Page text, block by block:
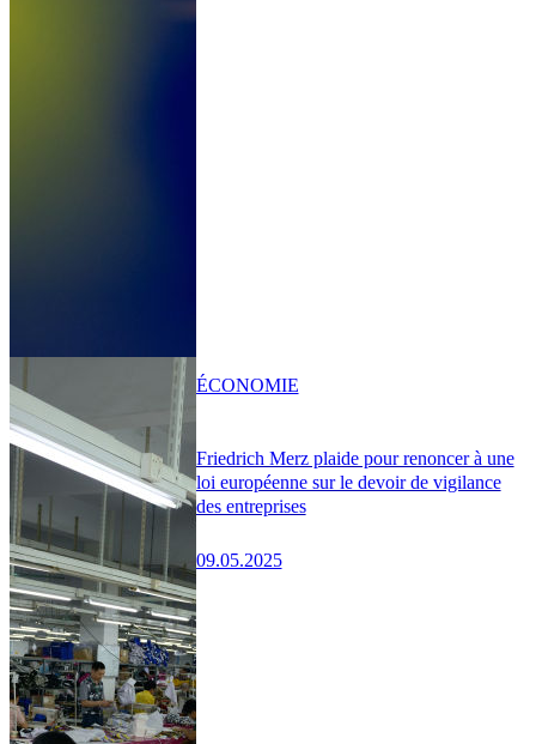
Friedrich Merz plaide pour renoncer à une
loi européenne sur le devoir de vigilance
des entreprises
09.05.2025
ÉCONOMIE